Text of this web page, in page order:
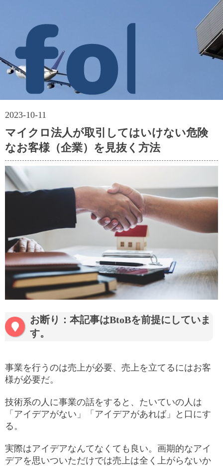
2023-10-11
マイクロ法人が取引してはいけない危険
なお客様（企業）を見抜く方法
お断り：本記事はBtoBを前提にしていま
す。
事業を行うのは売上が必要、売上を立てるにはお客
様が必要だ。
技術系の人に事業の話をすると、たいていの人は
「アイデアがない」「アイデアがあれば」と口にす
る。
実際はアイデアなんてなくても良い。画期的なアイ
デアを思いついただけでは売上は全く上がらないか